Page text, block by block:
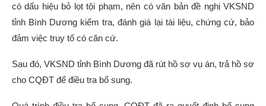
có dấu hiệu bỏ lọt tội phạm, nên có văn bản đề nghị VKSND
tỉnh Bình Dương kiểm tra, đánh giá lại tài liệu, chứng cứ, bảo
đảm việc truy tố có căn cứ.
Sau đó, VKSND tỉnh Bình Dương đã rút hồ sơ vụ án, trả hồ sơ
cho CQĐT để điều tra bổ sung.